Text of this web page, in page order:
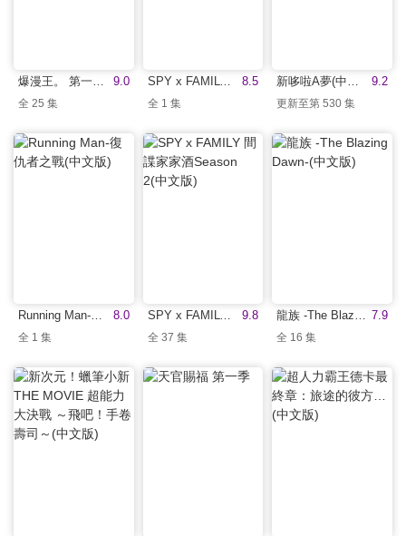
9.0
爆漫王。 第一季(中文版)
全 25 集
8.5
SPY x FAMILY 間諜家家酒 CODE: White(中文版)
全 1 集
9.2
新哆啦A夢(中文版)
更新至第 530 集
8.0
Running Man-復仇者之戰(中文版)
全 1 集
9.8
SPY x FAMILY 間諜家家酒Season 2(中文版)
全 37 集
7.9
龍族 -The Blazing Dawn-(中文版)
全 16 集